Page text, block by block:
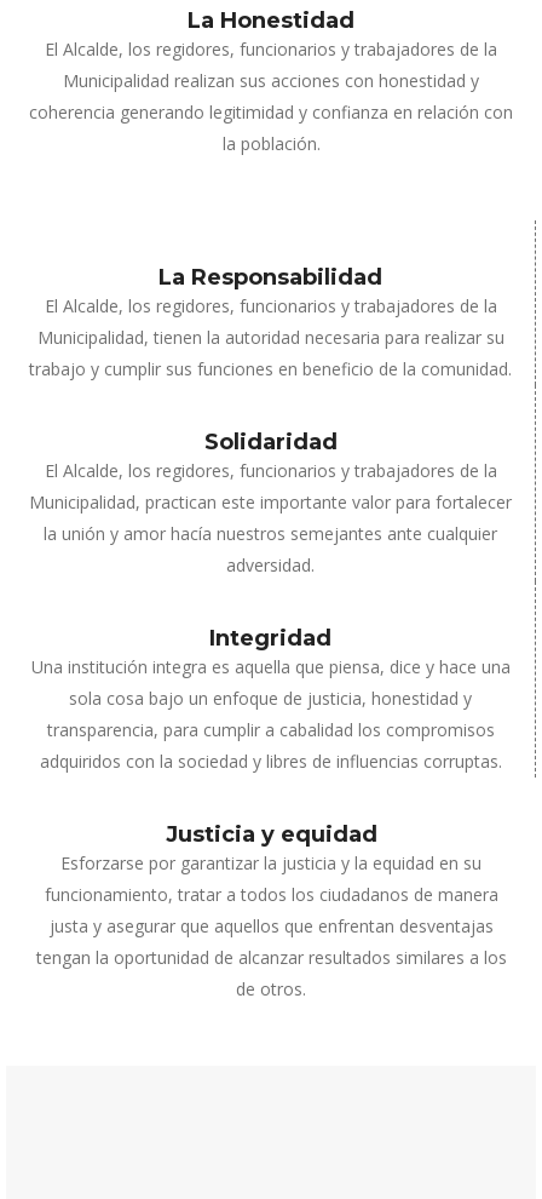
La Honestidad
El Alcalde, los regidores, funcionarios y trabajadores de la
Municipalidad realizan sus acciones con honestidad y
coherencia generando legitimidad y confianza en relación con
la población.
La Responsabilidad
El Alcalde, los regidores, funcionarios y trabajadores de la
Municipalidad, tienen la autoridad necesaria para realizar su
trabajo y cumplir sus funciones en beneficio de la comunidad.
Solidaridad
El Alcalde, los regidores, funcionarios y trabajadores de la
Municipalidad, practican este importante valor para fortalecer
la unión y amor hacía nuestros semejantes ante cualquier
adversidad.
Integridad
Una institución integra es aquella que piensa, dice y hace una
sola cosa bajo un enfoque de justicia, honestidad y
transparencia, para cumplir a cabalidad los compromisos
adquiridos con la sociedad y libres de influencias corruptas.
Justicia y equidad
Esforzarse por garantizar la justicia y la equidad en su
funcionamiento, tratar a todos los ciudadanos de manera
justa y asegurar que aquellos que enfrentan desventajas
tengan la oportunidad de alcanzar resultados similares a los
de otros.